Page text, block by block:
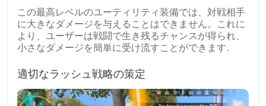
この最高レベルのユーティリティ装備では、対戦相手
に大きなダメージを与えることはできません。これに
より、ユーザーは戦闘で生き残るチャンスが得られ、
小さなダメージを簡単に受け流すことができます.
適切なラッシュ戦略の策定